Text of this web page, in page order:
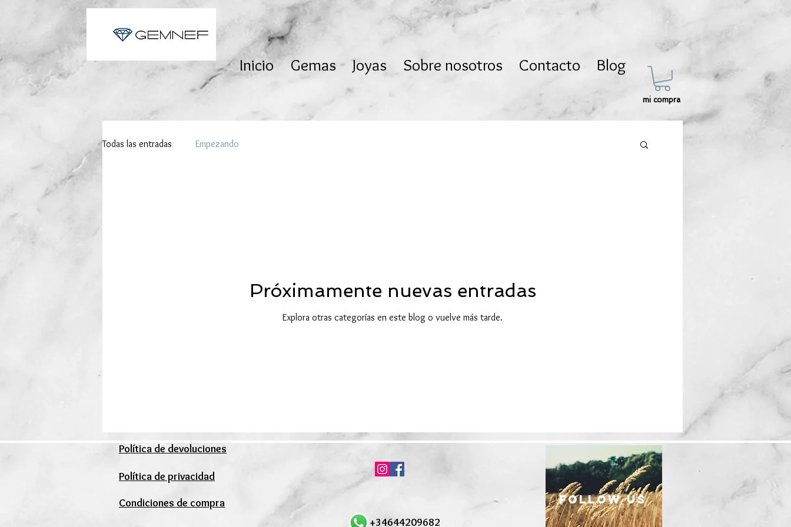
Inicio Gemas Joyas Sobre nosotros Contacto Blog
mi compra
Todas las entradas Empezando
Próximamente nuevas entradas
Explora otras categorías en este blog o vuelve más tarde.
Política de devoluciones
Política de privacidad
Condiciones de compra
+34644209682
follow US